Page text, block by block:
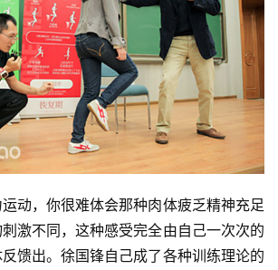
动，你很难体会那种肉体疲乏精神充足
激不同，这种感受完全由自己一次次的
馈出。徐国锋自己成了各种训练理论的